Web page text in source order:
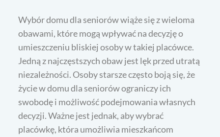
Wybór domu dla seniorów wiąże się z wieloma
obawami, które mogą wpływać na decyzję o
umieszczeniu bliskiej osoby w takiej placówce.
Jedną z najczęstszych obaw jest lęk przed utratą
niezależności. Osoby starsze często boją się, że
życie w domu dla seniorów ograniczy ich
swobodę i możliwość podejmowania własnych
decyzji. Ważne jest jednak, aby wybrać
placówkę, która umożliwia mieszkańcom